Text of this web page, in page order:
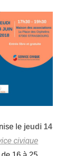
le jeudi 14
civique